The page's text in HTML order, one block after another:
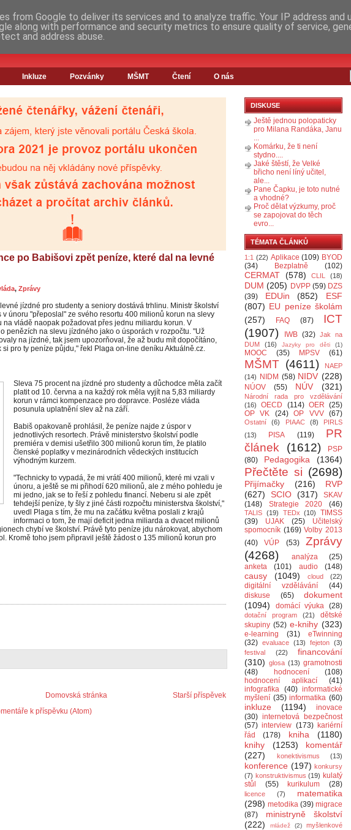
Inkluze Pozvánky MŠMT Čtení O nás
po Babišovi zpět peníze, které dal na levné
, Zprávy
jízdné pro studenty a seniory dostává trhlinu. Ministr školství
v únoru "přeposlal" ze svého resortu 400 milionů korun na slevy
na vládě naopak požadovat přes jednu miliardu korun. V
penězích na slevu jízdného jako o úsporách v rozpočtu. "Už
na jízdné, tak jsem upozorňoval, že až budu mít dopočítáno,
si pro ty peníze půjdu," řekl Plaga on-line deníku Aktuálně.cz.
Sleva 75 procent na jízdné pro studenty a důchodce měla začít
platit od 10. června a na každý rok měla vyjít na 5,83 miliardy
korun v rámci kompenzace pro dopravce. Posléze vláda
posunula uplatnění slev až na září.
Babiš opakovaně prohlásil, že peníze najde z úspor v
jednotlivých resortech. Právě ministerstvo školství podle
premiéra v demisi ušetřilo 300 milionů korun tím, že platilo
členské poplatky v mezinárodních vědeckých institucích
výhodným kurzem.
"Technicky to vypadá, že mi vrátí 400 milionů, které mi vzali v
únoru, a ještě se mi přihodí 620 milionů, ale z mého pohledu je
mi jedno, jak se to řeší z pohledu financí. Neberu si ale zpět
tehdejší peníze, ty šly z jiné části rozpočtu ministerstva školství,"
uvedl Plaga s tím, že mu na začátku května poslali z krajů
informaci o tom, že mají deficit jedna miliarda a dvacet milionů
chybí ve školství. Právě tyto peníze jdu nárokovat, abychom
Kromě toho jsem připravil ještě žádost o 135 milionů korun pro
Starší příspěvek
Domovská stránka
k příspěvku (Atom)
DISKUSE
Ještě jednou polopaticky
pro Milana Randáka, Janu
...
Komárku, že ti není
stydno....
Jaké štěstí, že Velké
břicho není líný učitel,
ale...
Pane Čapku, je toto nutné
a vhodné?
Proč dělat výzkumy, proč
se zapojovat do těch
evro...
TÉMATA ČLÁNKŮ
1:1 (22) Aplikace (109) BYOD
(34)
Bezplatně (102)
CERMAT (578) CLIL (18)
DUM (205) DVPP (59) DZS
(39)
EDUin (852)
ESF
(807) EU peníze školám
(257)
FAQ (87)
ICT
(1907)
IWB (32) Jak na
DUM
(16) Jazyky pro děti (1)
MOOC (35) MPSV (61)
MŠMT (4611)
NAEP
(14)
NIDM (58) NIDV (228)
NÚOV (55) NÚV (321)
Národní rada pro vzdělávání
(16)
OECD (114) OER (25)
OP VK
(24) OP VVV (67)
Ostatní (6) PIAAC (8)
PIRLS
(13)
PISA (119)
PR
článek
(1612)
PSP
(80)
Pedagogika (1364)
Přečtěte si (2698)
Přijímačky (216)
RVP
(627)
SCIO (317)
SKAV
(148)
Strategie 2020 (46)
TALIS (19) TEDx (10)
TIMSS
(39)
UJAK (25)
Učitelský
spomocník (169) Volby 2013
(40)
VÚP (53)
Zprávy
(4268)
analýza
(25)
anketa
(101) audio (148)
causy (1049) cloud (22)
digitální vzdělávání
(44)
diskuse
(65)
dokument
(1094)
domácí výuka (28)
dotační program (21)
dětské
skupiny (52) e-knihy (323)
e-learning (31)
eTwinning
(32) evaluace (13) fejeton (3)
festival
(22)
financování
(310) glosa (13) gramotnosti
(48)
hodnocení
(108)
hodnocení aplikací
(41)
infografika (40) informatické
myšlení (35) informatika (60)
inkluze (1194)
inovace
(30) internetová bezpečnost
(57) interview (173) kariérní
řád
(178) kniha
(1180)
knihy
(1253)
komentář
(227)
konektivismus (13)
konference (197) konkursy
(7) konstruktivismus (19) kulatý
stůl
(55) kurikulum (28)
licence (7)
matematika
(298) metodika (39) migrace
(87)
ministryně školství
(222)
mládež (2)
myšlenkové
from Google to deliver its services and to analyze traffic. Your IP address and
along with performance and security metrics to ensure quality of service,
and address abuse.